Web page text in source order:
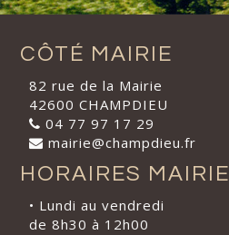
CÔTÉ MAIRIE
82 rue de la Mairie
42600 CHAMPDIEU
04 77 97 17 29
mairie@champdieu.fr
HORAIRES MAIRIE
• Lundi au vendredi
de 8h30 à 12h00